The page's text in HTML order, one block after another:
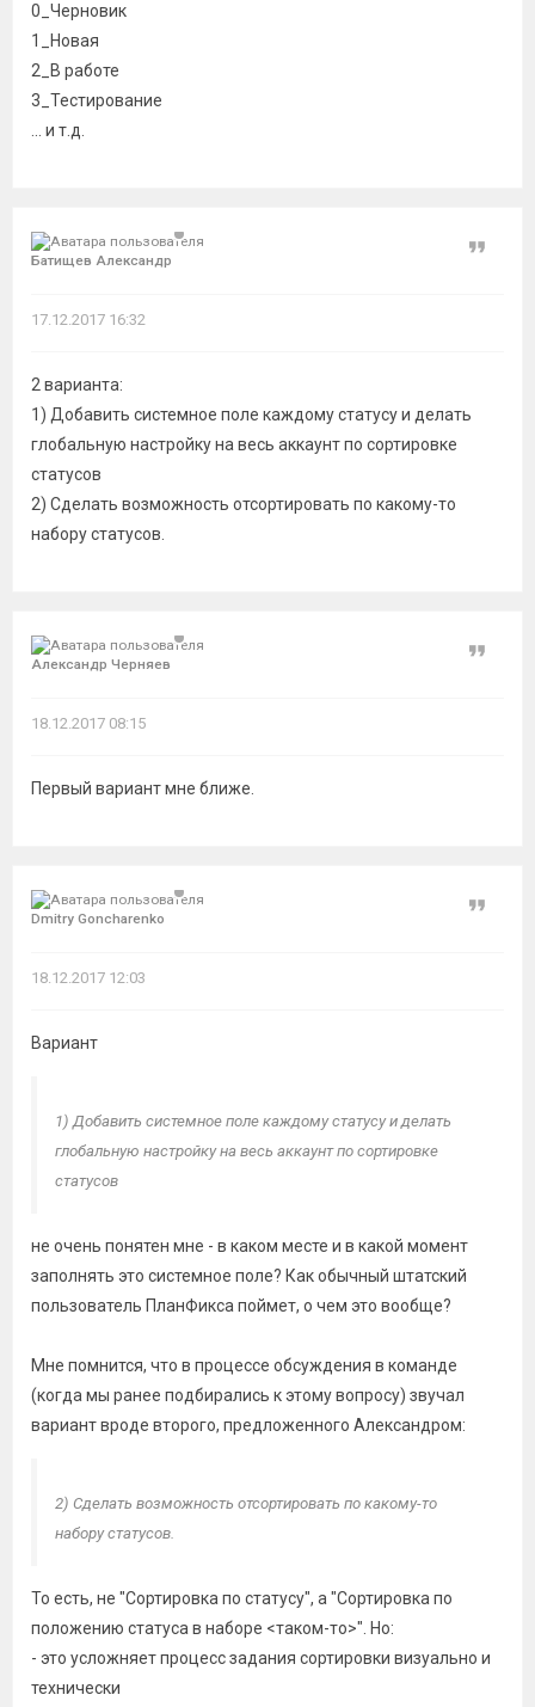
0_Черновик
1_Новая
2_В работе
3_Тестирование
... и т.д.
Батищев Александр
Цитата
17.12.2017 16:32
2 варианта:
1) Добавить системное поле каждому статусу и делать
глобальную настройку на весь аккаунт по сортировке
статусов
2) Сделать возможность отсортировать по какому-то
набору статусов.
Александр Черняев
Цитата
18.12.2017 08:15
Первый вариант мне ближе.
Dmitry Goncharenko
Цитата
18.12.2017 12:03
Вариант
1) Добавить системное поле каждому статусу и делать
глобальную настройку на весь аккаунт по сортировке
статусов
не очень понятен мне - в каком месте и в какой момент
заполнять это системное поле? Как обычный штатский
пользователь ПланФикса поймет, о чем это вообще?
Мне помнится, что в процессе обсуждения в команде
(когда мы ранее подбирались к этому вопросу) звучал
вариант вроде второго, предложенного Александром:
2) Сделать возможность отсортировать по какому-то
набору статусов.
То есть, не "Сортировка по статусу", а "Сортировка по
положению статуса в наборе <таком-то>". Но:
- это усложняет процесс задания сортировки визуально и
технически